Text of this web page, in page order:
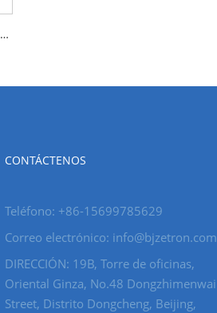
Probador de integridad de bolsas BGT-120
CONTÁCTENOS
Teléfono: +86-15699785629
Correo electrónico: info@bjzetron.com
DIRECCIÓN: 19B, Torre de oficinas,
Oriental Ginza, No.48 Dongzhimenwai
Street, Distrito Dongcheng, Beijing,